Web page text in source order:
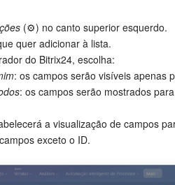
(⚙️) no canto superior esquerdo.
quer adicionar à lista.
do Bitrix24, escolha:
: os campos serão visíveis apenas
: os campos serão mostrados
a visualização de campos
exceto o ID.